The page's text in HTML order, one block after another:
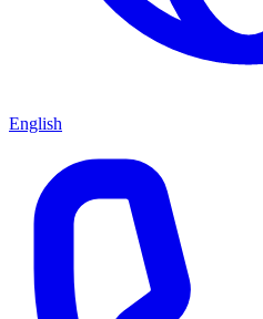
English